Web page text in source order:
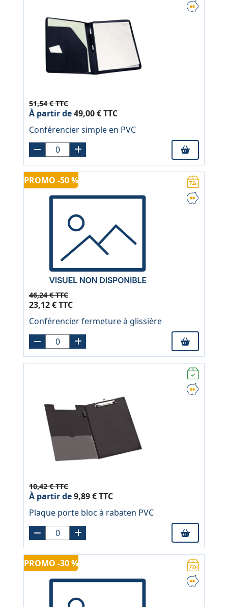
51,54 € TTC
À partir de49,00 € TTC
Conférencier simple en PVC
PROMO -50 %
46,24 € TTC
23,12 € TTC
Conférencier fermeture à glissière
10,42 € TTC
À partir de9,89 € TTC
Plaque porte bloc à rabaten PVC
PROMO -30 %